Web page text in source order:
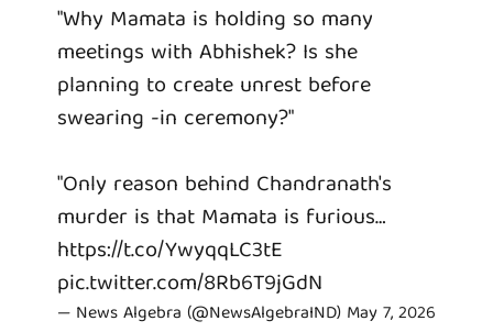
"Why Mamata is holding so many
meetings with Abhishek? Is she
planning to create unrest before
swearing -in ceremony?"
"Only reason behind Chandranath's
murder is that Mamata is furious…
https://t.co/YwyqqLC3tE
pic.twitter.com/8Rb6T9jGdN
— News Algebra (@NewsAlgebraIND) May 7, 2026